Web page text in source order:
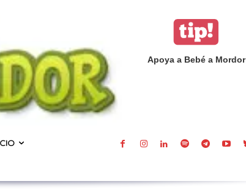
Apoya a Bebé a Mordor